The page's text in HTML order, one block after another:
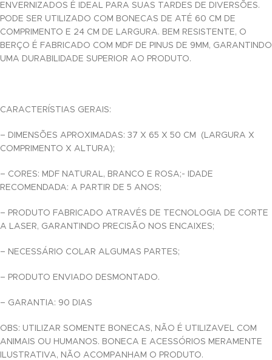
panel
panel
panel
panel
panel
panel
ENVERNIZADOS É IDEAL PARA SUAS TARDES DE DIVERSÕES.
PODE SER UTILIZADO COM BONECAS DE ATÉ 60 CM DE
COMPRIMENTO E 24 CM DE LARGURA. BEM RESISTENTE, O
BERÇO É FABRICADO COM MDF DE PINUS DE 9MM, GARANTINDO
UMA DURABILIDADE SUPERIOR AO PRODUTO.
CARACTERÍSTIAS GERAIS:
– DIMENSÕES APROXIMADAS: 37 X 65 X 50 CM (LARGURA X
COMPRIMENTO X ALTURA);
– CORES: MDF NATURAL, BRANCO E ROSA;- IDADE
RECOMENDADA: A PARTIR DE 5 ANOS;
– PRODUTO FABRICADO ATRAVÉS DE TECNOLOGIA DE CORTE
A LASER, GARANTINDO PRECISÃO NOS ENCAIXES;
– NECESSÁRIO COLAR ALGUMAS PARTES;
– PRODUTO ENVIADO DESMONTADO.
– GARANTIA: 90 DIAS
OBS: UTILIZAR SOMENTE BONECAS, NÃO É UTILIZAVEL COM
ANIMAIS OU HUMANOS. BONECA E ACESSÓRIOS MERAMENTE
ILUSTRATIVA, NÃO ACOMPANHAM O PRODUTO.